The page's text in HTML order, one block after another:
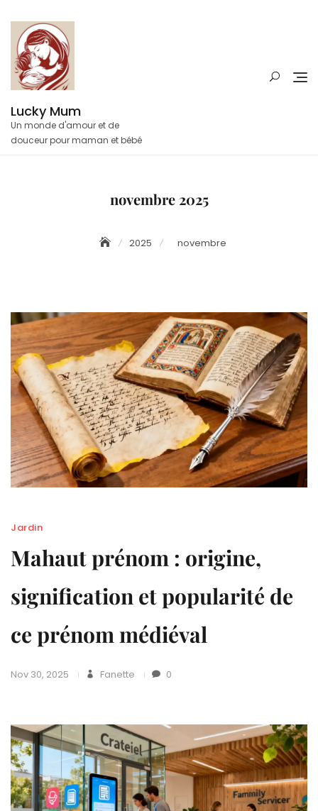
content
Lucky Mum
Un monde d'amour et de
douceur pour maman et bébé
novembre 2025
2025 novembre
Jardin
Mahaut prénom : origine,
signification et popularité de
ce prénom médiéval
Nov 30, 2025 Fanette 0